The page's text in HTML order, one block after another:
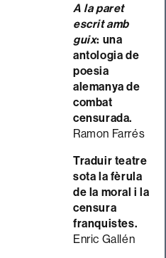
A la paret
escrit amb
guix: una
antologia de
poesia
alemanya de
combat
censurada.
Ramon Farrés
Traduir teatre
sota la fèrula
de la moral i la
censura
franquistes.
Enric Gallén